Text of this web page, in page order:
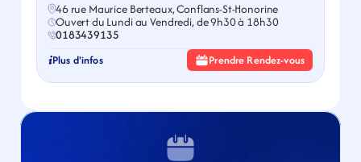
46 rue Maurice Berteaux, Conflans-St-Honorine
Ouvert du Lundi au Vendredi, de 9h30 à 18h30
0183439135
Plus d'infos Prendre Rendez-vous